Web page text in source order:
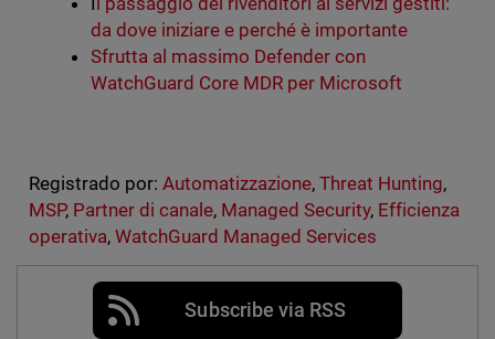
da dove iniziare e perché è importante
Sfrutta al massimo Defender con
WatchGuard Core MDR per Microsoft
Registrado por: Automatizzazione,Threat Hunting,
MSP, Partner di canale, Managed Security, Efficienza
operativa, WatchGuard Managed Services
Subscribe via RSS